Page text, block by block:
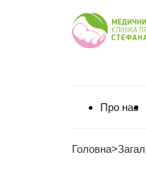
Про нас
Головна>